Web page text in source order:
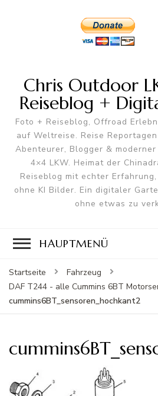
Chris Outdoor
Reiseblog +
Foto + Reiseblog, Offroad
auf Weltreise. Reise
Abenteurer, Blogger &
4×4 LKW. Heimat der
Reiseblog mit echter
ohne KI Bilder. Ein digitaler
ohne etwas zu
HAUPTMENÜ
Startseite
Fahrzeug
DAF T244 - alle Cummins 6BT
cummins6BT_sensoren_hochkant2